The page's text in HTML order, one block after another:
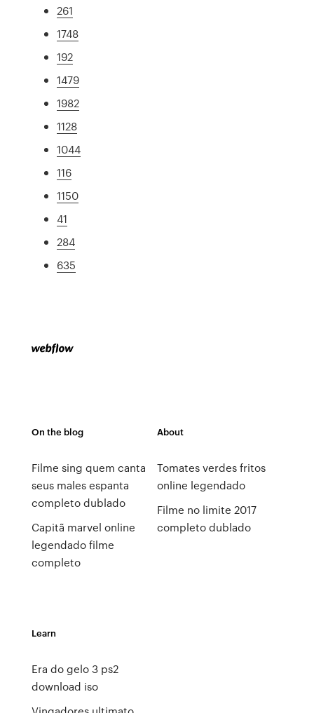
261
1748
192
1479
1982
1128
1044
116
1150
41
284
635
On the blog
Filme sing quem canta
seus males espanta
completo dublado
Capitã marvel online
legendado filme
completo
About
Tomates verdes fritos
online legendado
Filme no limite 2017
completo dublado
Learn
Era do gelo 3 ps2
download iso